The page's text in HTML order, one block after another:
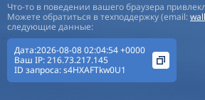
Что-то в поведении вашего браузера
Можете обратиться в техподдержку (email:
следующие данные:
Дата:2026-08-08 02:04:54 +0000
Ваш IP:216.73.217.145
ID запроса:s4HXAFTkw0U1